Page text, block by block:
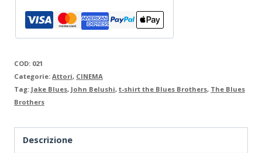
quantità
COD: 021
Categorie: Attori, CINEMA
Tag: Jake Blues, John Belushi, t-shirt the Blues Brothers, The Blues
Brothers
Descrizione